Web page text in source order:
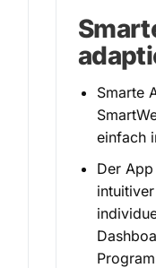
Smarte
einfach
Der